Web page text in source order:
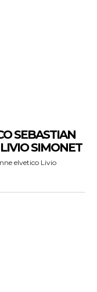
SEBASTIAN
SIMONET
elvetico Livio